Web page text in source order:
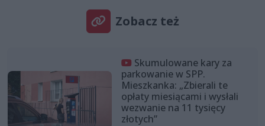
Zobacz też
Skumulowane kary za
parkowanie w SPP.
Mieszkanka: „Zbierali te
opłaty miesiącami i wysłali
wezwanie na 11 tysięcy
złotych”